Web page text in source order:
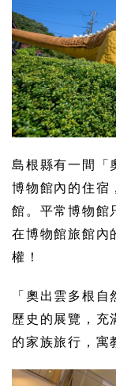
島根縣有一間「
博物館內的住宿
館。平常博物館
在博物館旅館內
權！
「奧出雲多根
歷史的展覽，充
的家族旅行，寓